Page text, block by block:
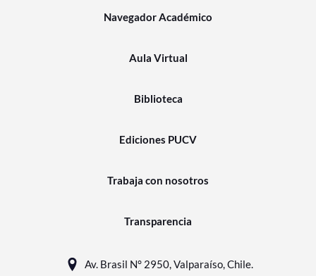
Navegador Académico
Aula Virtual
Biblioteca
Ediciones PUCV
Trabaja con nosotros
Transparencia
Av. Brasil N° 2950, Valparaíso, Chile.